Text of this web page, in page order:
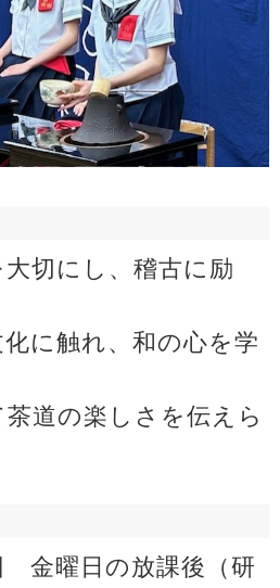
切にし、稽古に励
に触れ、和の心を学
道の楽しさを伝えら
曜日の放課後（研